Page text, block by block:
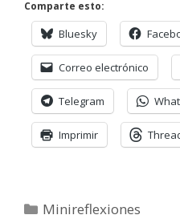
Comparte esto:
Bluesky
Correo electrónico
Telegram
Imprimir
Categorías
Minireflexiones